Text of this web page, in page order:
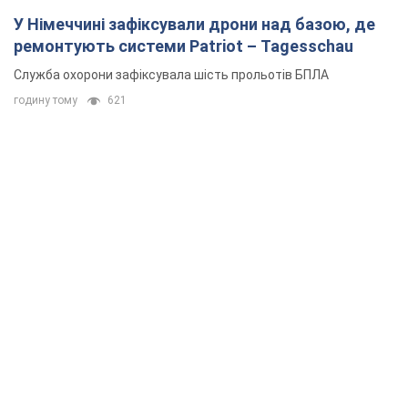
У Німеччині зафіксували дрони над базою, де
ремонтують системи Patriot – Tagesschau
Служба охорони зафіксувала шість прольотів БПЛА
годину тому 621